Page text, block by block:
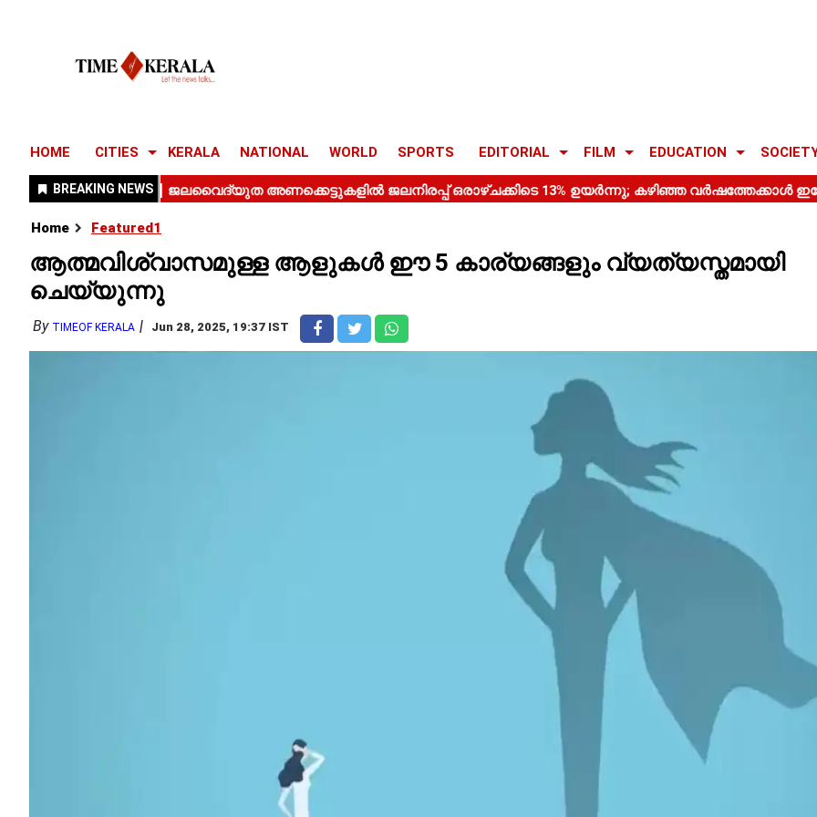
HOME CITIES KERALA NATIONAL WORLD SPORTS EDITORIAL FILM EDUCATION
Home Featured1
ആത്മവിശ്വാസമുള്ള ആളുകൾ ഈ 5 കാര്യങ്ങളും വ്യത്യസ്തമായി
ചെയ്യുന്നു
By TIMEOF KERALA Jun 28, 2025, 19:37 IST